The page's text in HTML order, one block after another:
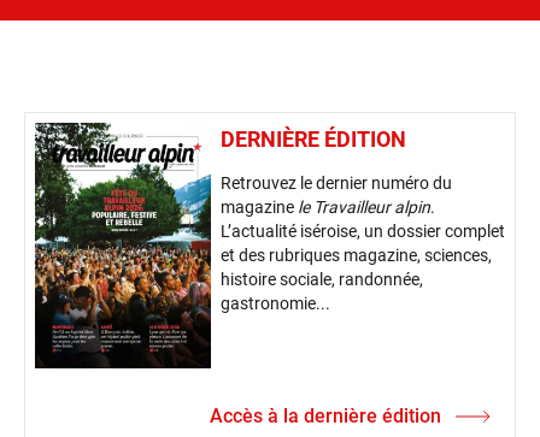
DERNIÈRE ÉDITION
Retrouvez le dernier numéro du
magazine le Travailleur alpin.
L’actualité iséroise, un dossier complet
et des rubriques magazine, sciences,
histoire sociale, randonnée,
gastronomie...
Accès à la dernière édition